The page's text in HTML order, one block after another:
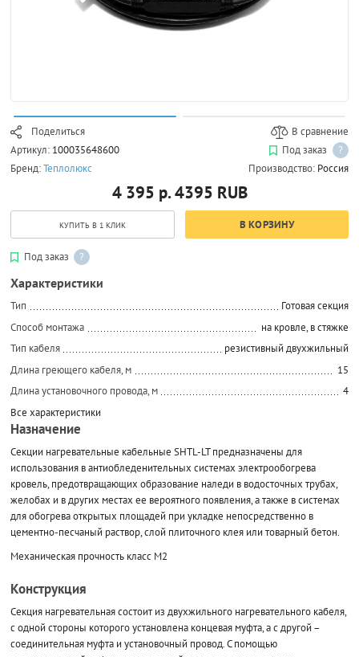
Поделиться
В сравнение
Артикул: 100035648600 Под заказ
?
Бренд:Теплолюкс Производство: Россия
4 395 р. 4395 RUB
КУПИТЬ В 1 КЛИК В КОРЗИНУ
Под заказ ?
Характеристики
Тип
Готовая секция
Способ монтажа
на кровле, в стяжке
Тип кабеля
резистивный двухжильный
Длина греющего кабеля, м
15
Длина установочного провода, м
4
Все характеристики
Назначение
Секции нагревательные кабельные SHTL-LT предназначены для
использования в антиобледенительных системах электрообогрева
кровель, предотвращающих образование наледи в водосточных трубах,
желобах и в других местах ее вероятного появления, а также в системах
для обогрева открытых площадей при укладке непосредственно в
цементно-песчаный раствор, слой плиточного клея или товарный бетон.
Механическая прочность класс М2
Конструкция
Секция нагревательная состоит из двухжильного нагревательного кабеля,
с одной стороны которого установлена концевая муфта, а с другой –
соединительная муфта и установочный провод. С помощью